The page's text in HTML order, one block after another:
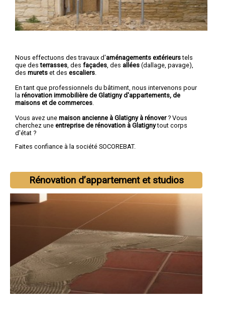
Nous effectuons des travaux d'aménagements extérieurstels
que desterrasses , des façades , des allées (dallage, pavage),
des murets et des escaliers
En tant que professionnels du bâtiment, nous intervenons pour
la rénovation immobilière de Glatigny d'appartements, de
maisons et de commerces
Vous avez une maison ancienne à Glatigny à rénover? Vous
cherchez une entreprise de rénovation à Glatignytout corps
d'état ?
Faites confiance à la société SOCOREBAT.
Rénovation d’appartement et studios